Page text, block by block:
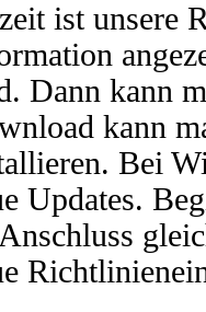
ist unsere
Dann kann
kann
Bei
Updates.